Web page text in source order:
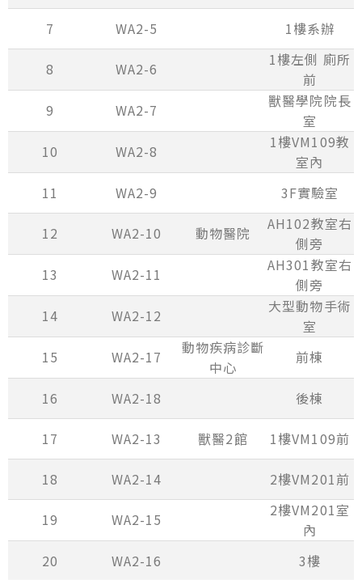
7 WA2-5 1樓系辦
8 WA2-6
1樓左側 廁所
前
9
WA2-7
獸醫學院院長
室
10
WA2-8
1樓VM109教
室內
11
WA2-9 3F實驗室
12 WA2-10 動物醫院
AH102教室右
側旁
13
WA2-11
AH301教室右
側旁
14
WA2-12
大型動物手術
室
15
WA2-17
動物疾病診斷
中心
前棟
16 WA2-18 後棟
17 WA2-13 獸醫2館 1樓VM109前
18 WA2-14 2樓VM201前
19 WA2-15
2樓VM201室
內
20
WA2-16 3樓